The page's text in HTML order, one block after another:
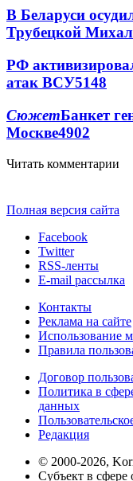
В Беларуси
Трубецкой
РФ
атак ВСУ5148
СюжетБанкет
Москве4902
Читать комментарии
Полная версия сайта
Facebook
Twitter
RSS-ленты
E-mail рассылка
Контакты
Реклама на сайте
Использование
Правила
Договор
Политика в
данных
Редакция
© 2000-2026,
Субъект в